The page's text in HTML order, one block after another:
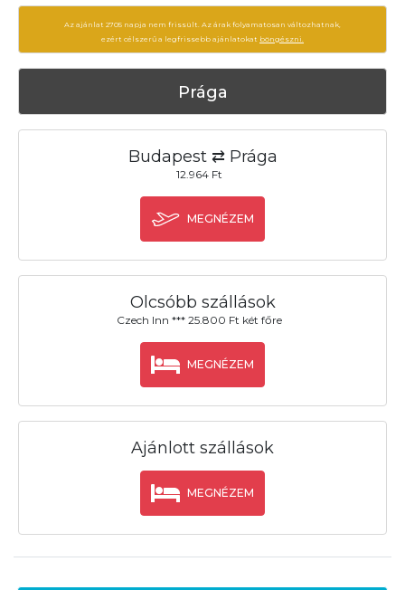
Az ajánlat 2705 napja nem frissült. Az árak folyamatosan változhatnak,
ezért célszerű a legfrissebb ajánlatokat böngészni.
Prága
Budapest ⇄ Prága
12.964 Ft
MEGNÉZEM
Olcsóbb szállások
Czech Inn *** 25.800 Ft két főre
MEGNÉZEM
Ajánlott szállások
MEGNÉZEM